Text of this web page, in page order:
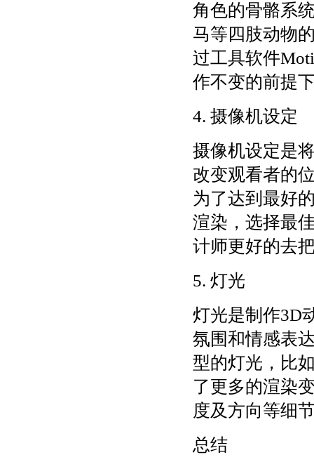
角色的骨骼系
马等四肢动物
过工具软件
作不变的前提
4. 摄像机设定
摄像机设定是
改变观看者的
为了达到最好
渲染，选择最
计师更好的去
5. 灯光
灯光是制作3D
氛围和情感表
型的灯光，比
了更多的渲染
度及方向等细
总结